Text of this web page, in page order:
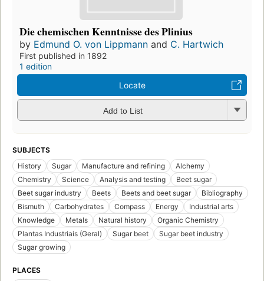
Die chemischen Kenntnisse des Plinius
by Edmund O. von Lippmann and C. Hartwich
First published in 1892
1 edition
Locate
Add to List
SUBJECTS
History
Sugar Manufacture and refining
Alchemy
Chemistry
Science Analysis and testing
Beet sugar
Beet sugar industry
Beets Beets and beet sugar
Bibliography
Bismuth
Carbohydrates Compass Energy
Industrial arts
Knowledge
Metals Natural history
Organic Chemistry
Plantas Industriais (Geral)
Sugar beet
Sugar beet industry
Sugar growing
PLACES